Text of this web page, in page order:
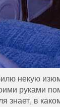
некую
руками
знает, в